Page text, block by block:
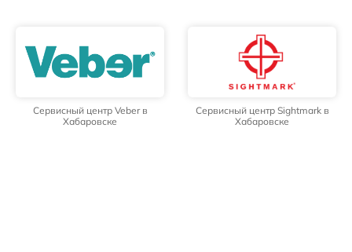
Сервисный центр Veber в
Хабаровске
Сервисный центр Sightmark в
Хабаровске